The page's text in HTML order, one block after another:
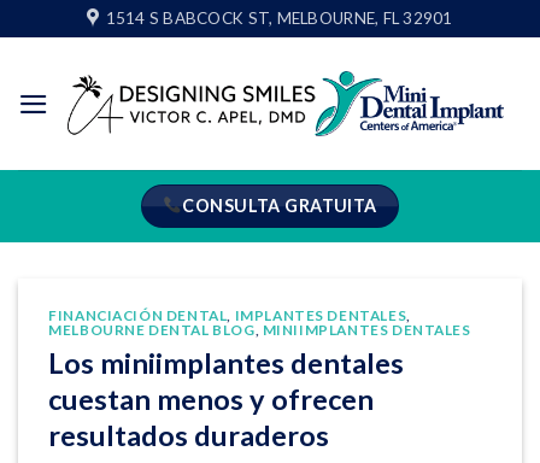
al
contenido
1514 S BABCOCK ST, MELBOURNE, FL 32901
CONSULTA GRATUITA
FINANCIACIÓN DENTAL, IMPLANTES DENTALES,
MELBOURNE DENTAL BLOG, MINIIMPLANTES DENTALES
Los miniimplantes dentales
cuestan menos y ofrecen
resultados duraderos